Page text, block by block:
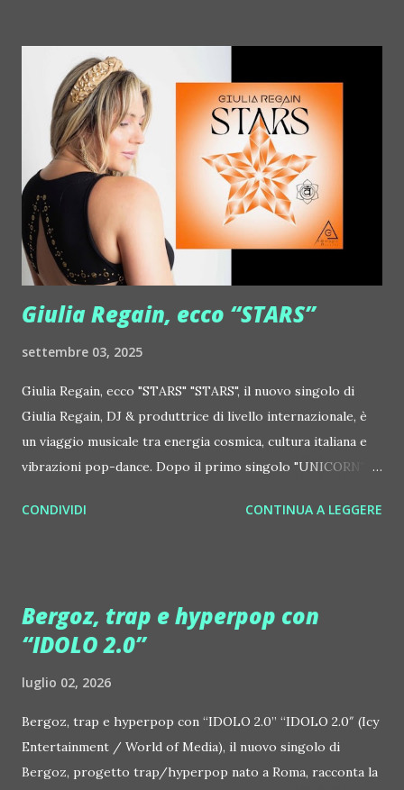
Deian :: http://www.myspace.com/deiansong Dixon ::
http://www.myspace.com/justdixon Frivolous ::
http://www.myspace.com/frivolouslive Frost ::
http://www.myspace.com/frostnorway Gonzales ::
http://www.myspace.com/gonzpiration Italian Laptop
Orchestra feat. Alessio Bertallot Jimmy Edgar ::
http://www.myspace.com/colorstrip Jon Hopkins ::
http://www.myspace.com/jonhopkins Le Luci della
Centrale Elettrica Loco Dice ::
http://www.myspace.com/locod...
Giulia Regain, ecco “STARS”
settembre 03, 2025
Giulia Regain, ecco "STARS" "STARS", il nuovo singolo di
Giulia Regain, DJ & produttrice di livello internazionale, è
un viaggio musicale tra energia cosmica, cultura italiana e
vibrazioni pop-dance. Dopo il primo singolo "UNICORN",
seconda release intitolata "STARS", interpretata dalla voce
tra Giulia Regain e Dhany, già insieme in precedenti
produzioni come "My Memories" (Universal) e "We Are
connessione universale: un invito a riscoprire la nostra
natura di starseed, figli delle stelle, capaci di portare luce,
creatività ed empatia nel mondo. Con "STARS" Giulia Regain
porta avanti la sua visione musicale che fonde dance
CONDIVIDI CONTINUA A LEGGERE
Bergoz, trap e hyperpop con
“IDOLO 2.0”
luglio 02, 2026
Bergoz, trap e hyperpop con “IDOLO 2.0” “IDOLO 2.0″ (Icy
Entertainment / World of Media), il nuovo singolo di
Bergoz, progetto trap/hyperpop nato a Roma, racconta la